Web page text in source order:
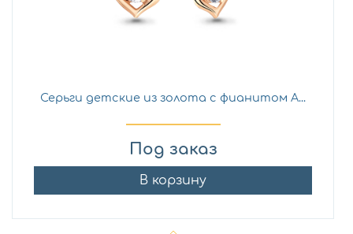
Серьги детские из золота с фианитом A...
Под заказ
В корзину